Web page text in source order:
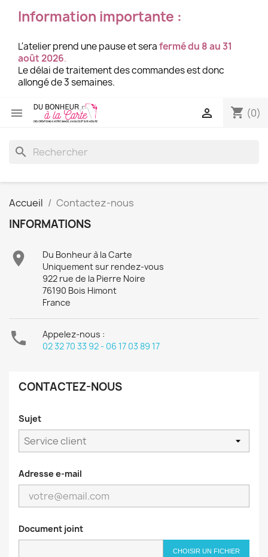
Information importante :
L'atelier prend une pause et serafermé du 8 au 31
août 2026.
Le délai de traitement des commandes est donc
allongé de 3 semaines.
 shopping_cart (0)

search
Accueil Contactez-nous
INFORMATIONS

Du Bonheur à la Carte
Uniquement sur rendez-vous
922 rue de la Pierre Noire
76190 Bois Himont
France

Appelez-nous :
02 32 70 33 92 - 06 17 03 89 17
CONTACTEZ-NOUS
Sujet
Adresse e-mail
Document joint
CHOISIR UN FICHIER